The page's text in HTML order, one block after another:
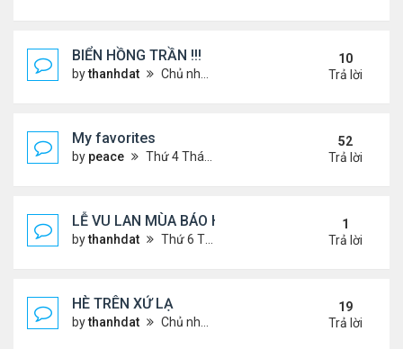
BIỂN HỒNG TRẦN !!!
bythanhdat Chủ nhật Tháng 10 27, 2024 2:17 pm
10
Trả lời
My favorites
by peace Thứ 4 Tháng 9 04, 2024 12:11 pm
52
Trả lời
LỄ VU LAN MÙA BÁO HIẾU !!!
bythanhdat Thứ 6 Tháng 9 05, 2025 1:52 pm
1
Trả lời
HÈ TRÊN XỨ LẠ
bythanhdat Chủ nhật Tháng 6 30, 2024 12:19 pm
19
Trả lời